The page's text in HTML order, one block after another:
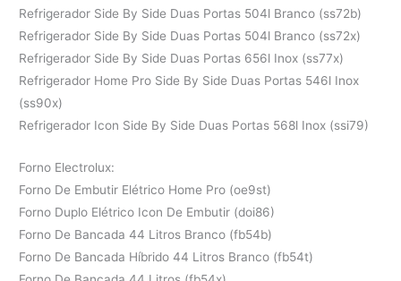
Refrigerador Side By Side Duas Portas 504l Branco (ss72b)
Refrigerador Side By Side Duas Portas 504l Branco (ss72x)
Refrigerador Side By Side Duas Portas 656l Inox (ss77x)
Refrigerador Home Pro Side By Side Duas Portas 546l Inox
(ss90x)
Refrigerador Icon Side By Side Duas Portas 568l Inox (ssi79)
Forno Electrolux:
Forno De Embutir Elétrico Home Pro (oe9st)
Forno Duplo Elétrico Icon De Embutir (doi86)
Forno De Bancada 44 Litros Branco (fb54b)
Forno De Bancada Híbrido 44 Litros Branco (fb54t)